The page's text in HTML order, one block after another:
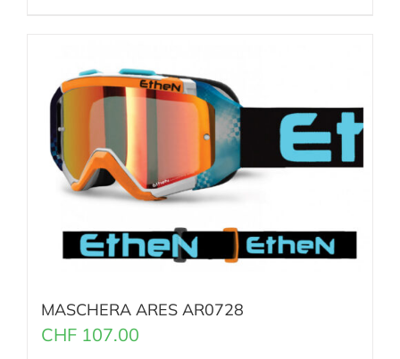
MASCHERA ARES AR0728
CHF 107.00